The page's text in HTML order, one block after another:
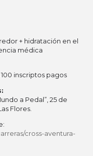
+ hidratación en el
médica
inscriptos pagos
a Pedal”, 25 de
Flores.
cross-aventura-